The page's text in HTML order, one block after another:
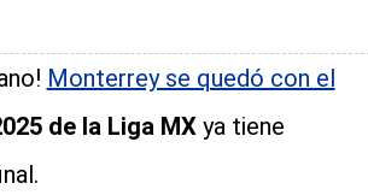
Monterrey se quedó con el
de la Liga MXya tiene